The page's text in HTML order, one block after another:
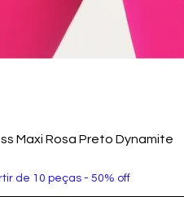
Maxi Rosa Preto Dynamite
de 10 peças - 50% off